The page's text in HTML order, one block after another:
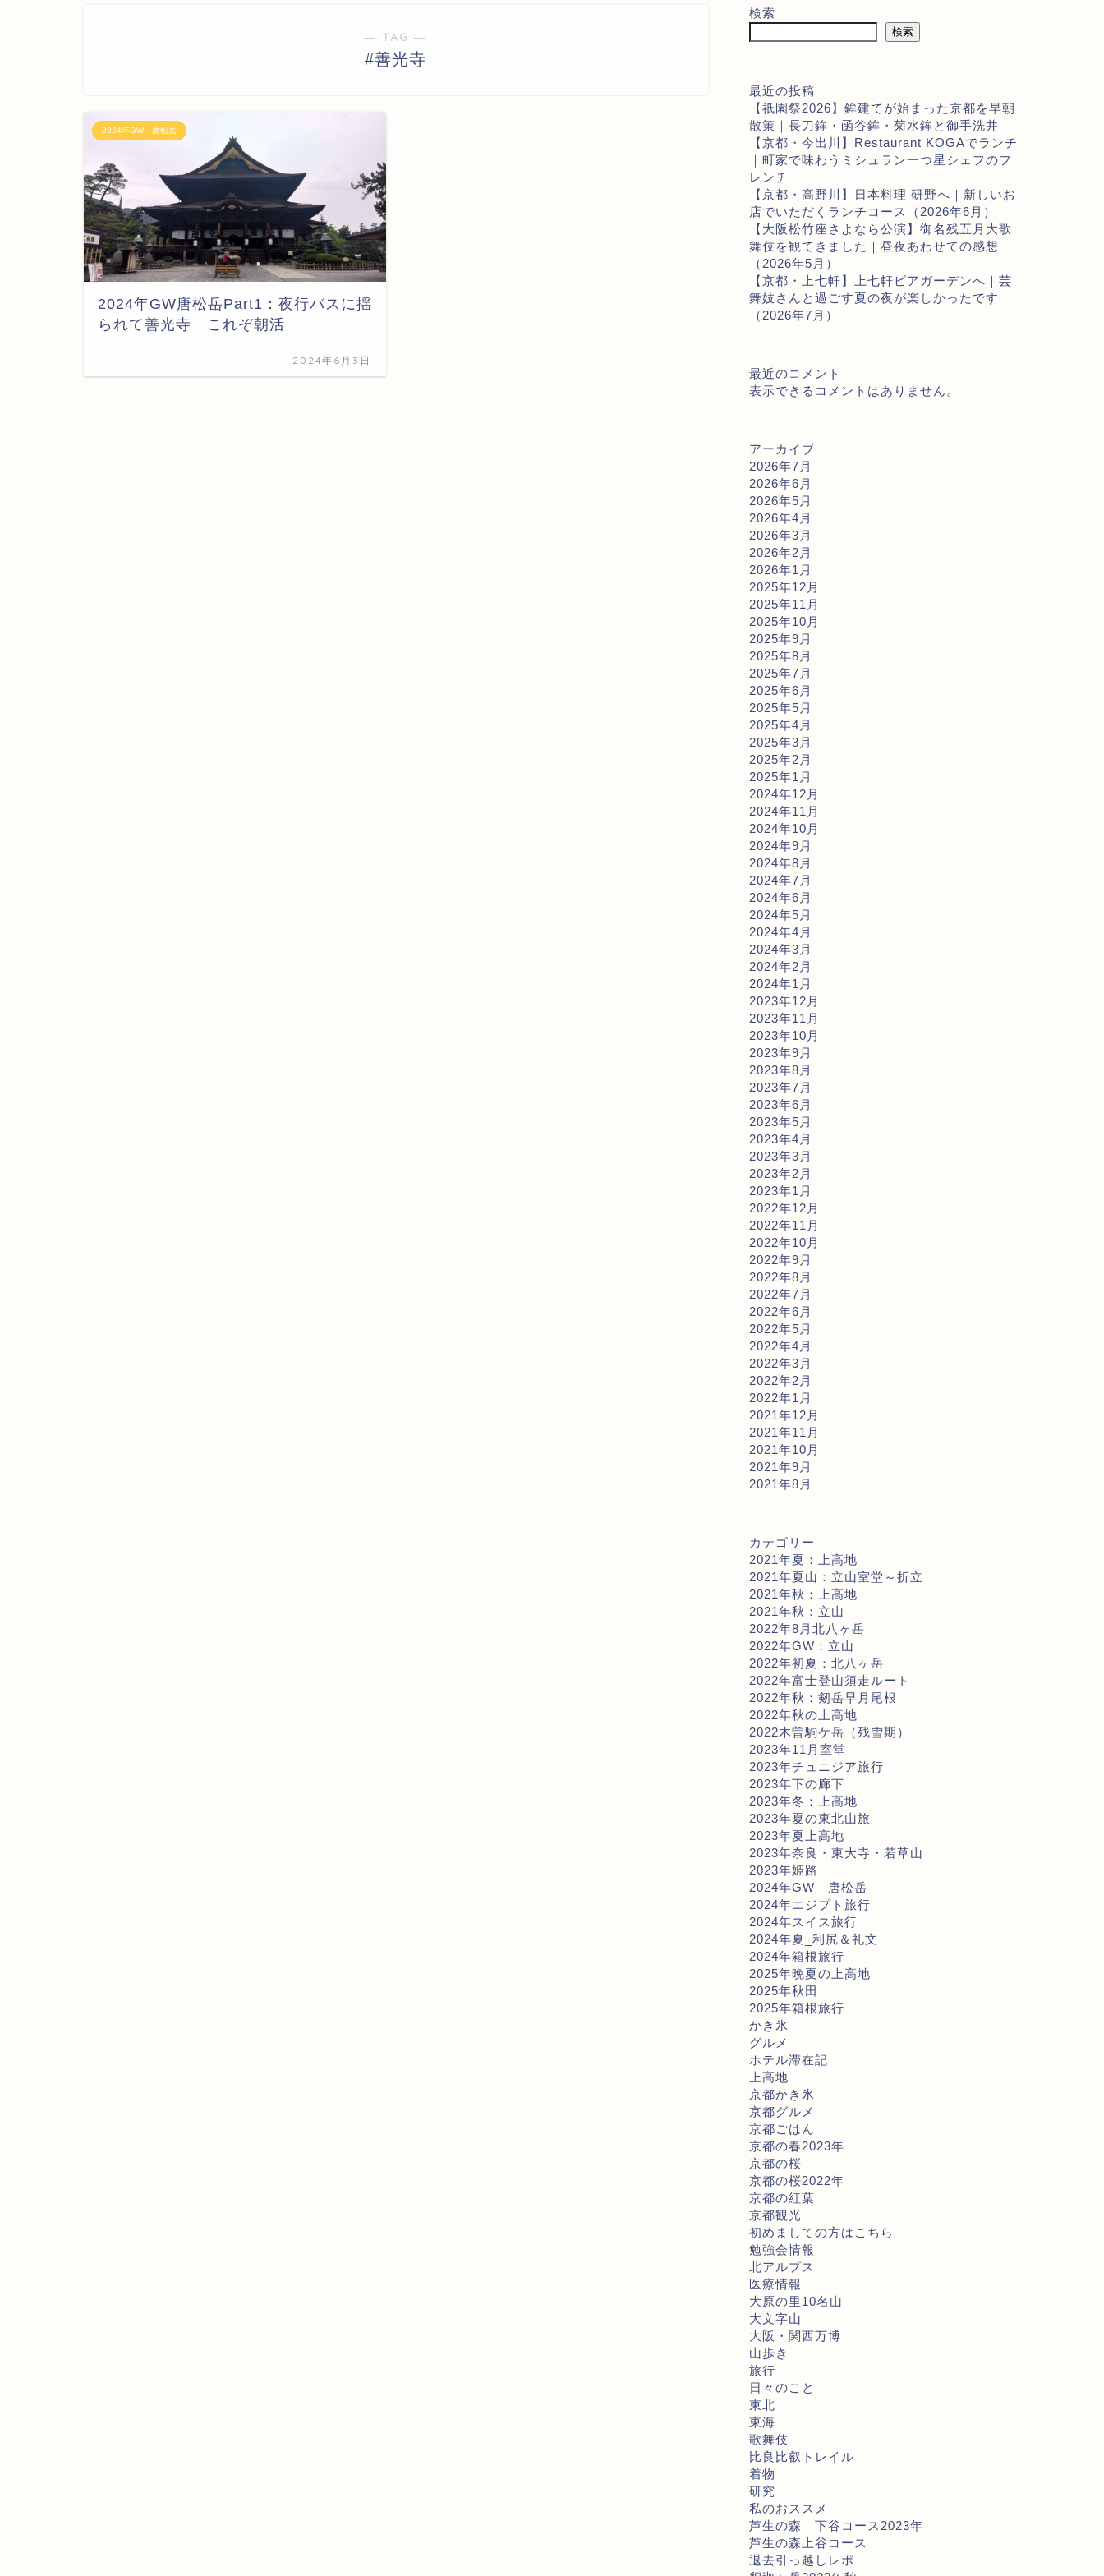
― TAG ―
#善光寺
2024年GW 唐松岳
2024年GW唐松岳Part1：夜行バスに揺
られて善光寺 これぞ朝活
2024年6月3日
検索
検索
最近の投稿
【祇園祭2026】鉾建てが始まった京都を早朝
散策｜長刀鉾・函谷鉾・菊水鉾と御手洗井
【京都・今出川】Restaurant KOGAでランチ
｜町家で味わうミシュラン一つ星シェフのフ
レンチ
【京都・高野川】日本料理 研野へ｜新しいお
店でいただくランチコース（2026年6月）
【大阪松竹座さよなら公演】御名残五月大歌
舞伎を観てきました｜昼夜あわせての感想
（2026年5月）
【京都・上七軒】上七軒ビアガーデンへ｜芸
舞妓さんと過ごす夏の夜が楽しかったです
（2026年7月）
最近のコメント
表示できるコメントはありません。
アーカイブ
2026年7月
2026年6月
2026年5月
2026年4月
2026年3月
2026年2月
2026年1月
2025年12月
2025年11月
2025年10月
2025年9月
2025年8月
2025年7月
2025年6月
2025年5月
2025年4月
2025年3月
2025年2月
2025年1月
2024年12月
2024年11月
2024年10月
2024年9月
2024年8月
2024年7月
2024年6月
2024年5月
2024年4月
2024年3月
2024年2月
2024年1月
2023年12月
2023年11月
2023年10月
2023年9月
2023年8月
2023年7月
2023年6月
2023年5月
2023年4月
2023年3月
2023年2月
2023年1月
2022年12月
2022年11月
2022年10月
2022年9月
2022年8月
2022年7月
2022年6月
2022年5月
2022年4月
2022年3月
2022年2月
2022年1月
2021年12月
2021年11月
2021年10月
2021年9月
2021年8月
カテゴリー
2021年夏：上高地
2021年夏山：立山室堂～折立
2021年秋：上高地
2021年秋：立山
2022年8月北八ヶ岳
2022年GW：立山
2022年初夏：北八ヶ岳
2022年富士登山須走ルート
2022年秋：剱岳早月尾根
2022年秋の上高地
2022木曽駒ケ岳（残雪期）
2023年11月室堂
2023年チュニジア旅行
2023年下の廊下
2023年冬：上高地
2023年夏の東北山旅
2023年夏上高地
2023年奈良・東大寺・若草山
2023年姫路
2024年GW 唐松岳
2024年エジプト旅行
2024年スイス旅行
2024年夏_利尻＆礼文
2024年箱根旅行
2025年晩夏の上高地
2025年秋田
2025年箱根旅行
かき氷
グルメ
ホテル滞在記
上高地
京都かき氷
京都グルメ
京都ごはん
京都の春2023年
京都の桜
京都の桜2022年
京都の紅葉
京都観光
初めましての方はこちら
勉強会情報
北アルプス
医療情報
大原の里10名山
大文字山
大阪・関西万博
山歩き
旅行
日々のこと
東北
東海
歌舞伎
比良比叡トレイル
着物
研究
私のおススメ
芦生の森 下谷コース2023年
芦生の森上谷コース
退去引っ越しレポ